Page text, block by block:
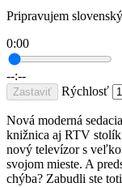
Pripravujem
0:00
--:--
Zastaviť Rýchlosť
Nová moderná
knižnica aj RTV stolík
nový televízor s
svojom mieste. A
chýba? Zabudli ste